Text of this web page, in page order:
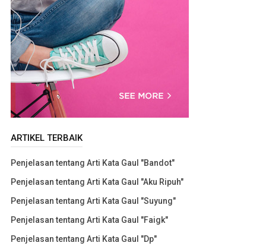
ARTIKEL TERBAIK
Penjelasan tentang Arti Kata Gaul "Bandot"
Penjelasan tentang Arti Kata Gaul "Aku Ripuh"
Penjelasan tentang Arti Kata Gaul "Suyung"
Penjelasan tentang Arti Kata Gaul "Faigk"
Penjelasan tentang Arti Kata Gaul "Dp"